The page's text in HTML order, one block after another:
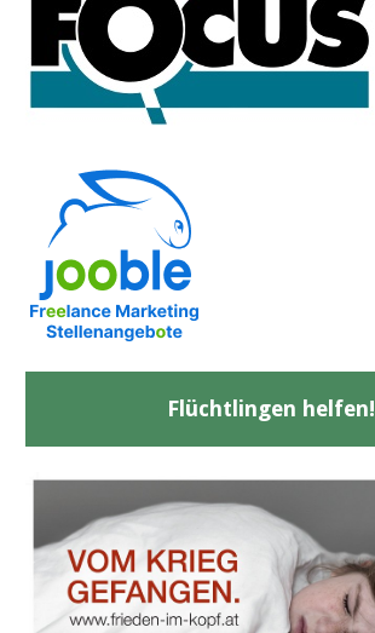
Flüchtlingen helfen!